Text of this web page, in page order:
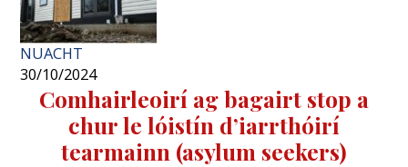
NUACHT
30/10/2024
Comhairleoirí ag bagairt stop a
chur le lóistín d’iarrthóirí
tearmainn (asylum seekers)